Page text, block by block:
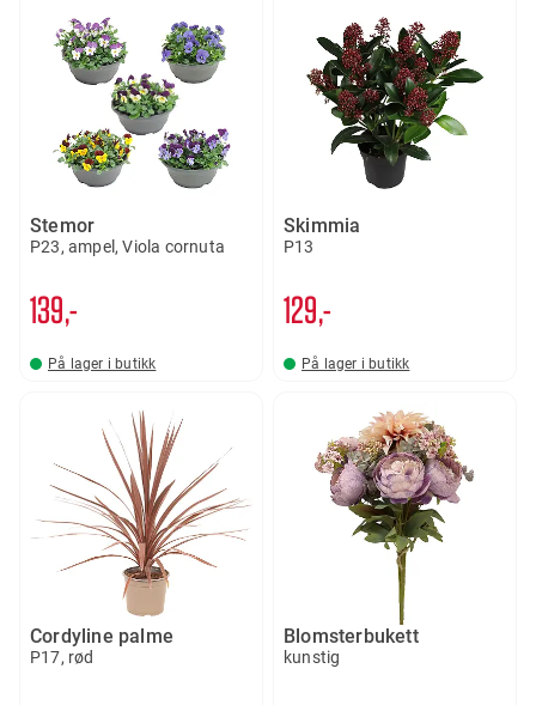
Stemor
P23, ampel, Viola cornuta
139,-
På lager i butikk
Skimmia
P13
129,-
På lager i butikk
Cordyline palme
P17, rød
Blomsterbukett
kunstig